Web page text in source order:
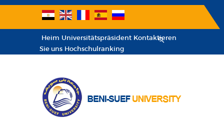
Heim Universitätspräsident Kontaktieren
Sie uns Hochschulranking